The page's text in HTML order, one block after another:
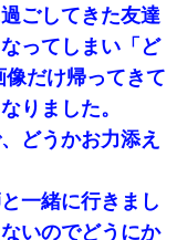
ごしてきた友達
ってしまい「ど
だけ帰ってきて
りました。
どうかお力添え
一緒に行きまし
いのでどうにか